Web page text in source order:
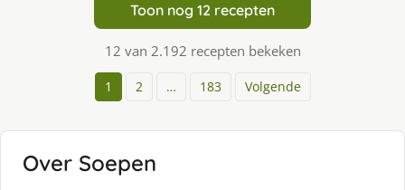
Toon nog 12 recepten
12 van 2.192 recepten bekeken
1 2 … 183 Volgende
Over Soepen